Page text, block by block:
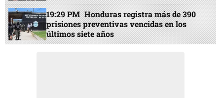
19:29 PM Honduras registra más de 390
prisiones preventivas vencidas en los
últimos siete años